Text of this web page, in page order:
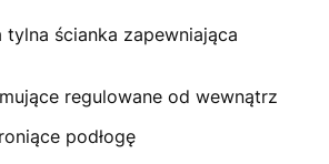
ścianka zapewniająca
regulowane od wewnątrz
podłogę